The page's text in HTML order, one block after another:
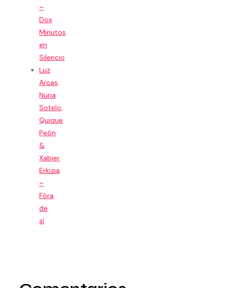
–
Dos
Minutos
en
Silencio
Luz
Arcas,
Nuria
Sotelo,
Quique
Peón
&
Xabier
Erkizia
–
Fóra
de
sí